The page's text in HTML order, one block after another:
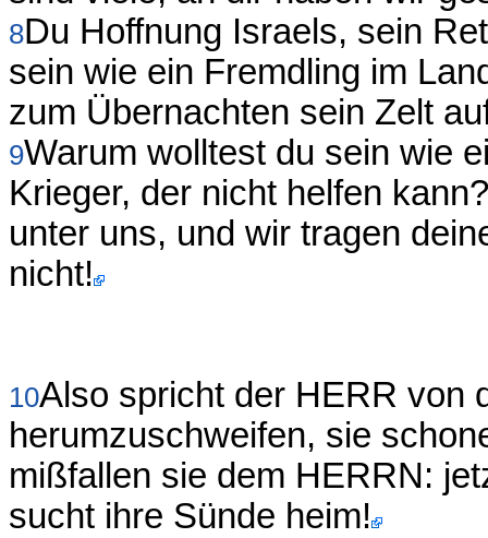
8Du Hoffnung Israels, sein
sein wie ein Fremdling im
zum Übernachten sein Zelt
9Warum wolltest du sein wie
Krieger, der nicht helfen
unter uns, und wir tragen
nicht!
10Also spricht der HERR von
herumzuschweifen, sie
mißfallen sie dem HERRN:
sucht ihre Sünde heim!